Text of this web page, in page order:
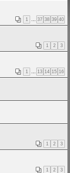
1 37 38 39 40
1 2 3
1 13 14 15 16
1 2 3
1 2 3